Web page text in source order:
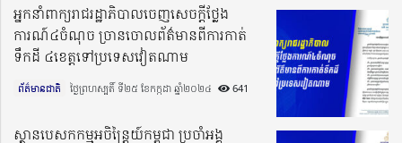
អ្នកនាំពាក្យរាជរដ្ឋាភិបាលចេញសេចក្តីថ្លែង
ការណ៍៤ចំណុច ច្រានចោលព័ត៌មានពីការកាត់
ទឹកដី ៤ខេត្តទៅប្រទេសវៀតណាម
ព័ត៌មានជាតិ ថ្ងៃព្រហស្បតិ៍ ទី២៥ ខែកក្កដា ឆ្នាំ២០២៤​ 641
ស្ថានបេសកកម្មអចិន្រ្តៃយ៍កម្ពុជា ប្រចាំអង្គ